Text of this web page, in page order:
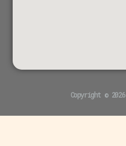
Copyright © 2026